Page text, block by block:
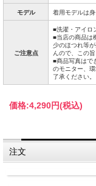
モデル 着用モデルは
ご注意点
■洗濯・アイロ
■当店の商品は
少のほつれ等
んので、この
■商品写真はで
のモニター、
了承ください。
価格:4,290円(税込)
注文